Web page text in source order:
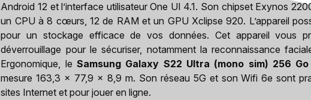
Android 12 et l’interface utilisateur One UI 4.1. Son chipset Exynos
un CPU à 8 cœurs, 12 de RAM et un GPU Xclipse 920. L’appareil
pour un stockage efficace de vos données. Cet appareil vous
déverrouillage pour le sécuriser, notamment la reconnaissance
Ergonomique, le Samsung Galaxy S22 Ultra (mono sim) 256
mesure 163,3 x 77,9 x 8,9 m. Son réseau 5G et son Wifi 6e sont
sites Internet et pour jouer en ligne.